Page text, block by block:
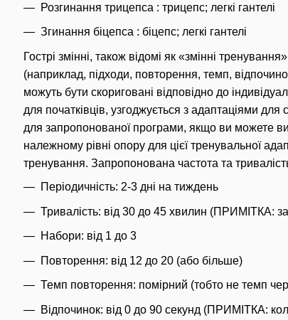
Розгинання трицепса : трицепс; легкі гантелі
Згинання біцепса : біцепс; легкі гантелі
Гострі змінні, також відомі як «змінні
(наприклад, підходи, повторення, темп,
можуть бути скориговані відповідно до
для початківців, узгоджується з адаптаціями для
для запропонованої програми, якщо ви можете
належному рівні опору для цієї тренувальної
тренування. Запропонована частота та
Періодичність: 2-3 дні на тиждень
Тривалість: від 30 до 45 хвилин (ПРИМІТКА:
Набори: від 1 до 3
Повторення: від 12 до 20 (або більше)
Темп повторення: помірний (тобто не темп
Відпочинок: від 0 до 90 секунд (ПРИМІТКА: